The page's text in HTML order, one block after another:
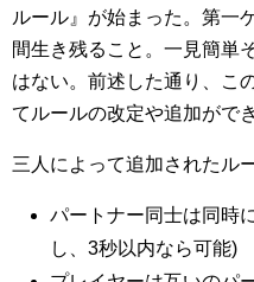
ルール』が始まった。第一
間生き残ること。一見簡単
はない。前述した通り、こ
てルールの改定や追加がで
三人によって追加されたル
パートナー同士は同時
し、3秒以内なら可能)